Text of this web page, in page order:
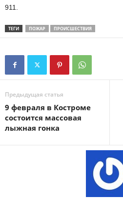
911.
ТЕГИ ПОЖАР ПРОИСШЕСТВИЯ
Предыдущая статья
9 февраля в Костроме
состоится массовая
лыжная гонка